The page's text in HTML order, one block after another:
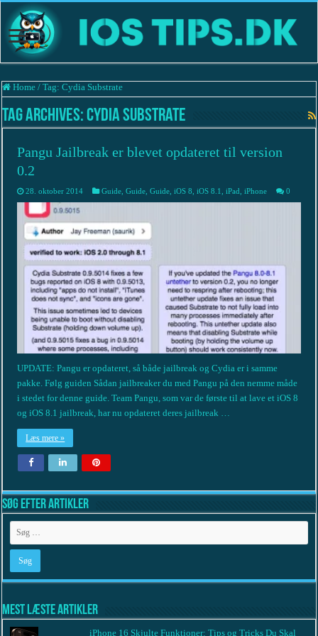
Home / Tag:Cydia Substrate
Tag Archives:Cydia Substrate
Pangu Jailbreak er blevet opdateret til version
0.2
28. oktober 2014 Guide ,Guide ,Guide ,iOS 8 ,iOS 8.1 ,iPad ,iPhone 0
UPDATE: Pangu er opdateret, så både jailbreak og Cydia er i samme
pakke. Følg guiden Sådan jailbreaker du med Pangu på den nemme måde
i stedet for denne guide. Team Pangu, som var de første til at lave et iOS 8
og iOS 8.1 jailbreak, har nu opdateret deres jailbreak …
Læs mere »
Søg efter artikler
Mest læste artikler
iPhone 16 Skjulte Funktioner: Tips og Tricks Du Skal